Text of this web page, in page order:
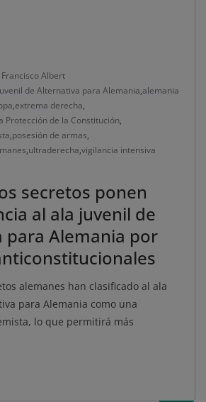
Francisco Albert
de Alternativa para Alemania,alemania
,extrema derecha,
Protección de la Constitución,
,posesión de armas,
,ultraderecha,vigilancia intensiva
secretos ponen
al ala juvenil de
para Alemania por
alemanes han clasificado al ala
para Alemania como una
lo que permitirá más